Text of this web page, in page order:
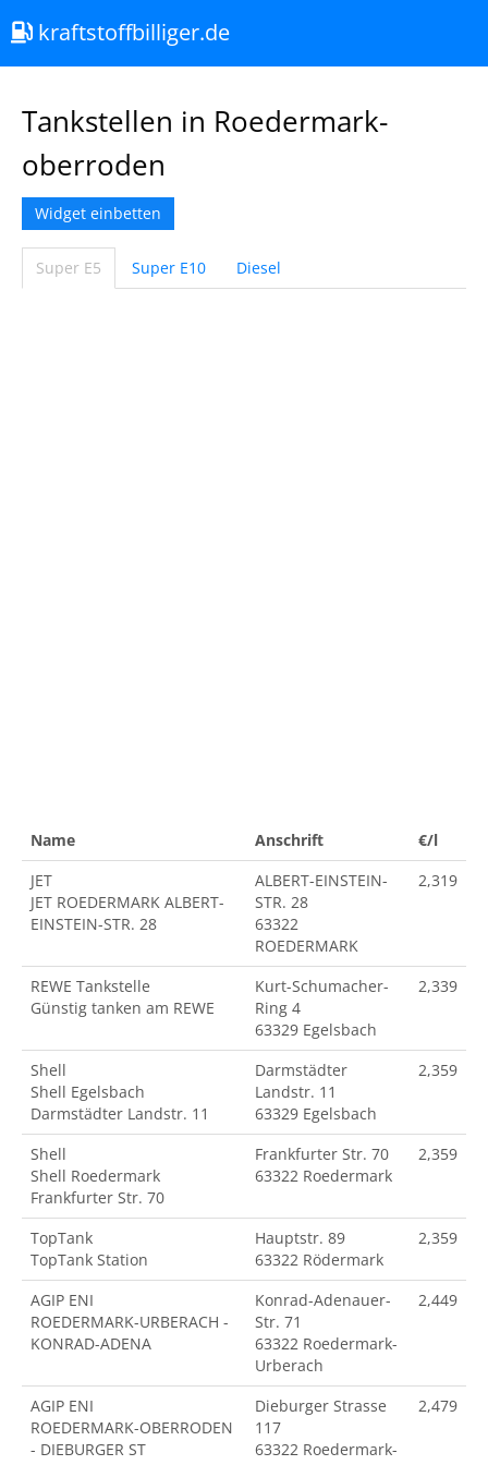
kraftstoffbilliger.de
Tankstellen in Roedermark-
oberroden
Widget einbetten
Super E5 Super E10 Diesel
Name Anschrift
€/l
JET
JET ROEDERMARK ALBERT-
EINSTEIN-STR. 28
ALBERT-EINSTEIN-
STR. 28
63322
ROEDERMARK
2,319
REWE Tankstelle
Günstig tanken am REWE
Kurt-Schumacher-
Ring 4
63329 Egelsbach
2,339
Shell
Shell Egelsbach
Darmstädter Landstr. 11
Darmstädter
Landstr. 11
63329 Egelsbach
2,359
Shell
Shell Roedermark
Frankfurter Str. 70
Frankfurter Str. 70
63322 Roedermark
2,359
TopTank
TopTank Station
Hauptstr. 89
63322 Rödermark
2,359
AGIP ENI
ROEDERMARK-URBERACH -
KONRAD-ADENA
Konrad-Adenauer-
Str. 71
63322 Roedermark-
Urberach
2,449
AGIP ENI
ROEDERMARK-OBERRODEN
- DIEBURGER ST
Dieburger Strasse
117
63322 Roedermark-
2,479